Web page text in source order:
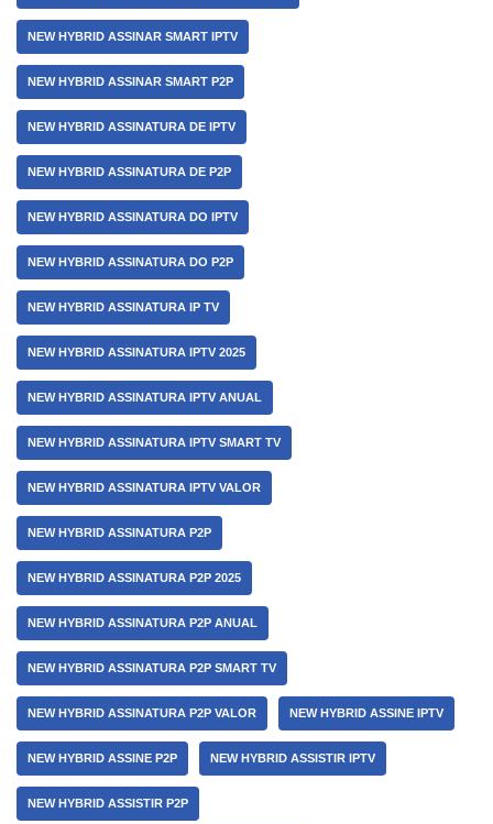
NEW HYBRID ASSINAR SMART IPTV
NEW HYBRID ASSINAR SMART P2P
NEW HYBRID ASSINATURA DE IPTV
NEW HYBRID ASSINATURA DE P2P
NEW HYBRID ASSINATURA DO IPTV
NEW HYBRID ASSINATURA DO P2P
NEW HYBRID ASSINATURA IP TV
NEW HYBRID ASSINATURA IPTV 2025
NEW HYBRID ASSINATURA IPTV ANUAL
NEW HYBRID ASSINATURA IPTV SMART TV
NEW HYBRID ASSINATURA IPTV VALOR
NEW HYBRID ASSINATURA P2P
NEW HYBRID ASSINATURA P2P 2025
NEW HYBRID ASSINATURA P2P ANUAL
NEW HYBRID ASSINATURA P2P SMART TV
NEW HYBRID ASSINATURA P2P VALOR NEW HYBRID ASSINE IPTV
NEW HYBRID ASSINE P2P NEW HYBRID ASSISTIR IPTV
NEW HYBRID ASSISTIR P2P